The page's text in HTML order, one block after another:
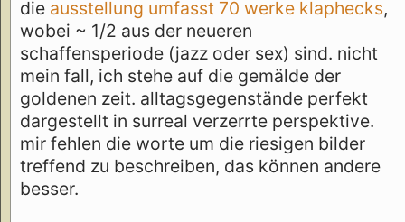
die ausstellung umfasst 70 werke klaphecks,
wobei ~ 1/2 aus der neueren
schaffensperiode (jazz oder sex) sind. nicht
mein fall, ich stehe auf die gemälde der
goldenen zeit. alltagsgegenstände perfekt
dargestellt in surreal verzerrte perspektive.
mir fehlen die worte um die riesigen bilder
treffend zu beschreiben, das können andere
besser.